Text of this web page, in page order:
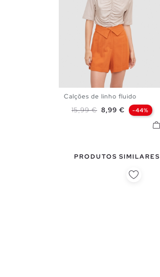
Calções de linho fluido
Preço normal
15,99 € Preço
8,99 € -44%
PRODUTOS SIMILARES